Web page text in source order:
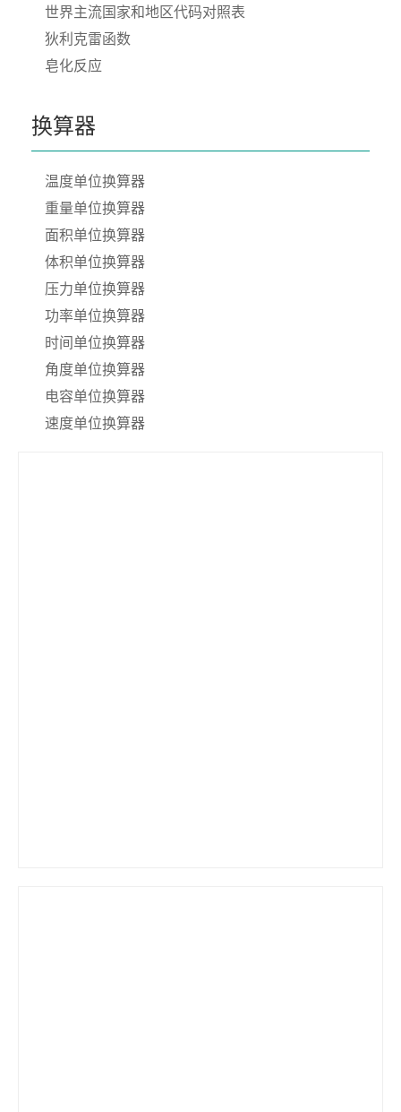
世界主流国家和地区代码对照表
狄利克雷函数
皂化反应
换算器
温度单位换算器
重量单位换算器
面积单位换算器
体积单位换算器
压力单位换算器
功率单位换算器
时间单位换算器
角度单位换算器
电容单位换算器
速度单位换算器